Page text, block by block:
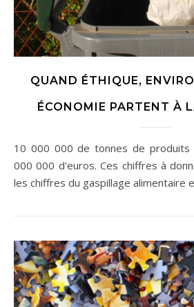
QUAND ÉTHIQUE,
ÉCONOMIE PARTENT À
10 000 000 de tonnes de produits alimentaires, 16 000
000 000 d'euros. Ces chiffres à
les chiffres du gaspillage alimentaire